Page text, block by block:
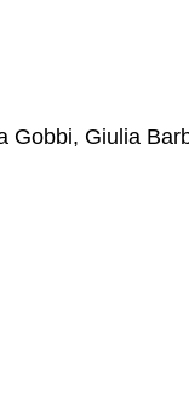
Gobbi, Giulia